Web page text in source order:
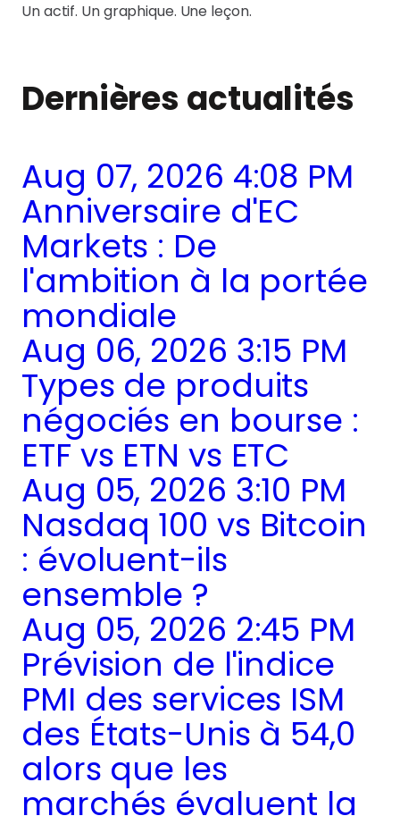
Un actif. Un graphique. Une leçon.
Dernières actualités
Aug 07, 2026 4:08 PM
Anniversaire d'EC
Markets : De
l'ambition à la portée
mondiale
Aug 06, 2026 3:15 PM
Types de produits
négociés en bourse :
ETF vs ETN vs ETC
Aug 05, 2026 3:10 PM
Nasdaq 100 vs Bitcoin
: évoluent-ils
ensemble ?
Aug 05, 2026 2:45 PM
Prévision de l'indice
PMI des services ISM
des États-Unis à 54,0
alors que les
marchés évaluent la